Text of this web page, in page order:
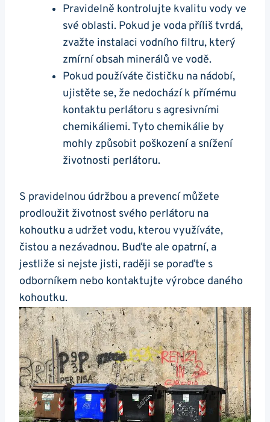
Pravidelně kontrolujte kvalitu vody ve
své ​oblasti. ⁤Pokud je ‍voda příliš tvrdá,
zvažte instalaci vodního filtru,⁣ který
zmírní obsah minerálů ve ​vodě.
Pokud používáte čističku na nádobí,
ujistěte se, že nedochází k přímému
kontaktu perlátoru ⁤s agresivními
chemikáliemi. Tyto chemikálie by
mohly způsobit poškození a snížení
životnosti perlátoru.
S pravidelnou údržbou a prevencí můžete
prodloužit životnost svého perlátoru na
kohoutku a udržet vodu, kterou využíváte,
čistou a nezávadnou. Buďte ale opatrní, a
jestliže si⁢ nejste jisti, raději se poraďte s
‌odborníkem nebo kontaktujte výrobce daného
⁣kohoutku.